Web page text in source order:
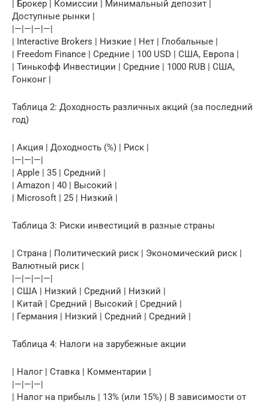
| Брокер | Комиссии | Минимальный депозит |
Доступные рынки |
|—|—|—|—|
| Interactive Brokers | Низкие | Нет | Глобальные |
| Freedom Finance | Средние | 100 USD | США, Европа |
| Тинькофф Инвестиции | Средние | 1000 RUB | США,
Гонконг |
Таблица 2: Доходность различных акций (за последний
год)
| Акция | Доходность (%) | Риск |
|—|—|—|
| Apple | 35 | Средний |
| Amazon | 40 | Высокий |
| Microsoft | 25 | Низкий |
Таблица 3: Риски инвестиций в разные страны
| Страна | Политический риск | Экономический риск |
Валютный риск |
|—|—|—|—|
| США | Низкий | Средний | Низкий |
| Китай | Средний | Высокий | Средний |
| Германия | Низкий | Средний | Средний |
Таблица 4: Налоги на зарубежные акции
| Налог | Ставка | Комментарии |
|—|—|—|
| Налог на прибыль | 13% (или 15%) | В зависимости от